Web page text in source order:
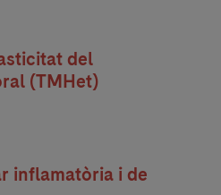
del
(TMHet)
inflamatòria i de